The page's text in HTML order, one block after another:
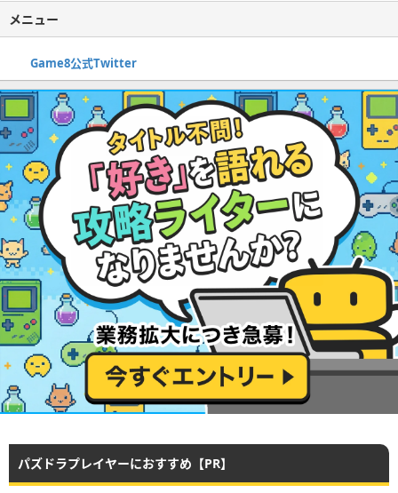
メニュー
Game8公式Twitter
パズドラプレイヤーにおすすめ【PR】